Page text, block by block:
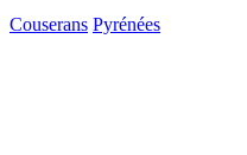
Couserans Pyrénées